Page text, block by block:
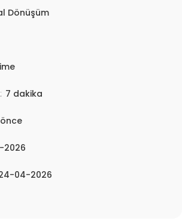
Dönüşüm
7 dakika
04-2026